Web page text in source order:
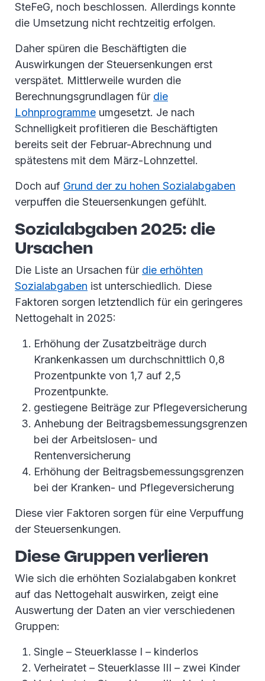
SteFeG, noch beschlossen. Allerdings konnte
die Umsetzung nicht rechtzeitig erfolgen.
Daher spüren die Beschäftigten die
Auswirkungen der Steuersenkungen erst
verspätet. Mittlerweile wurden die
Berechnungsgrundlagen für die
Lohnprogramme umgesetzt. Je nach
Schnelligkeit profitieren die Beschäftigten
bereits seit der Februar-Abrechnung und
spätestens mit dem März-Lohnzettel.
Doch auf Grund der zu hohen Sozialabgaben
verpuffen die Steuersenkungen gefühlt.
Sozialabgaben 2025: die
Ursachen
Die Liste an Ursachen für die erhöhten
Sozialabgaben ist unterschiedlich. Diese
Faktoren sorgen letztendlich für ein geringeres
Nettogehalt in 2025:
Erhöhung der Zusatzbeiträge durch
Krankenkassen um durchschnittlich 0,8
Prozentpunkte von 1,7 auf 2,5
Prozentpunkte.
gestiegene Beiträge zur Pflegeversicherung
Anhebung der Beitragsbemessungsgrenzen
bei der Arbeitslosen- und
Rentenversicherung
Erhöhung der Beitragsbemessungsgrenzen
bei der Kranken- und Pflegeversicherung
Diese vier Faktoren sorgen für eine Verpuffung
der Steuersenkungen.
Diese Gruppen verlieren
Wie sich die erhöhten Sozialabgaben konkret
auf das Nettogehalt auswirken, zeigt eine
Auswertung der Daten an vier verschiedenen
Gruppen:
Single – Steuerklasse I – kinderlos
Verheiratet – Steuerklasse III – zwei Kinder